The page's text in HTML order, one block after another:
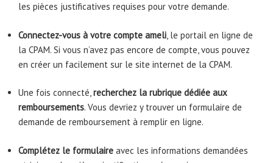
les pièces justificatives requises pour votre demande.
Connectez-vous à votre compte ameli, le portail en ligne de
la CPAM. Si vous n’avez pas encore de compte, vous pouvez
en créer un facilement sur le site internet de la CPAM.
Une fois connecté,recherchez la rubrique dédiée aux
remboursements. Vous devriez y trouver un formulaire de
demande de remboursement à remplir en ligne.
Complétez le formulaire avec les informations demandées